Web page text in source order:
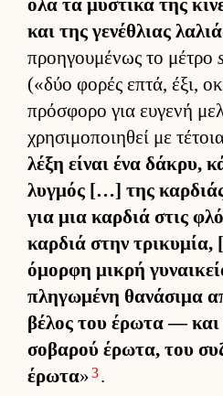
όλα τα μυστικά της
και της γενέθλιας
προη­γου­μένως το μέτρο
(«δύο φορές επτά, έξι,
πρόσφορο για ευ­γενή
χρησιμοποι­ηθεί με
λέξη εί­ναι ένα δάκρυ,
λυγ­μός […] της
για μια καρ­διά στις
καρ­διά στην
όμορφη μικρή
πληγωμένη θανάσιμα
βέλος του έρωτα — και
σοβαρού έρωτα, του
έρωτα»3.